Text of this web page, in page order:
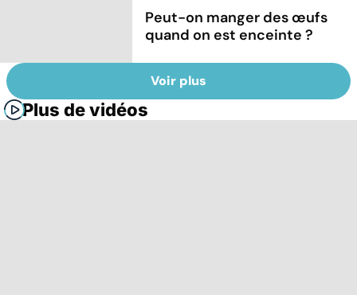
Peut-on manger des œufs
quand on est enceinte ?
Voir plus
Plus de vidéos